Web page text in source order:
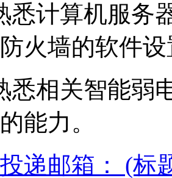
悉计算机服务
火墙的软件
悉相关智能弱
能力。
递邮箱： (标